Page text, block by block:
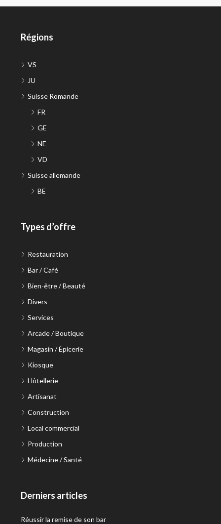
Régions
VS
JU
Suisse Romande
FR
GE
NE
VD
Suisse allemande
BE
Types d’offre
Restauration
Bar / Café
Bien-être / Beauté
Divers
Services
Arcade / Boutique
Magasin / Épicerie
Kiosque
Hôtellerie
Artisanat
Construction
Local commercial
Production
Médecine / Santé
Derniers articles
Réussir la remise de son bar